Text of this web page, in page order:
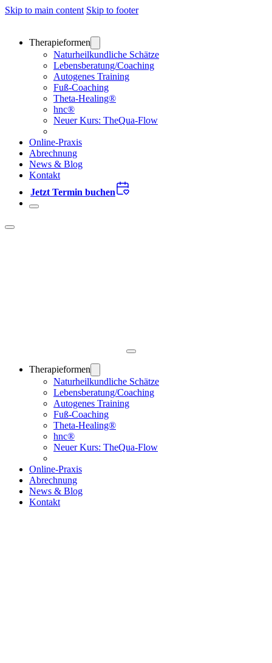
Skip to main content Skip to footer
Therapieformen
Naturheilkund­liche Schätze
Lebensberatung/Coaching
Autogenes Training
Fuß-Coaching
Theta-Healing®
hnc®
Neuer Kurs: TheQua-Flow
Online-Praxis
Abrechnung
News & Blog
Kontakt
Jetzt Termin buchen
Therapieformen
Naturheilkund­liche Schätze
Lebensberatung/Coaching
Autogenes Training
Fuß-Coaching
Theta-Healing®
hnc®
Neuer Kurs: TheQua-Flow
Online-Praxis
Abrechnung
News & Blog
Kontakt